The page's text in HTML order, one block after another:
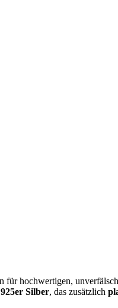
für hochwertigen,
925er Silber, das zusätzlich